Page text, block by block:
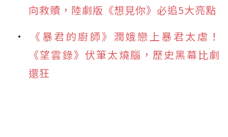
向救贖，陸劇版《想見你》必追5大亮點
《暴君的廚師》潤娥戀上暴君太虐！
《望雲錄》伏筆太燒腦，歷史黑幕比劇
還狂